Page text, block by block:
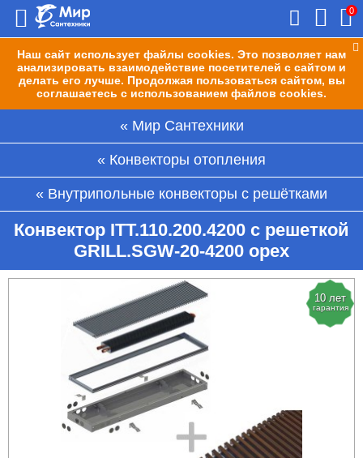
Наш сайт использует файлы cookies. Это позволяет нам
анализировать взаимодействие посетителей с сайтом и
делать его лучше. Продолжая пользоваться сайтом, вы
соглашаетесь с использованием файлов cookies.
0
Мир Сантехники
Конвекторы отопления
Внутрипольные конвекторы с решётками
Конвектор ITT.110.200.4200 с решеткой
GRILL.SGW-20-4200 орех
10 лет
гарантия